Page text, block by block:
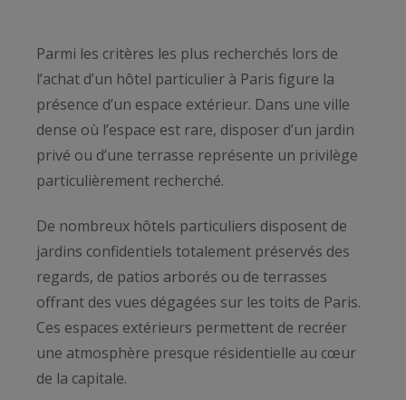
Parmi les critères les plus recherchés lors de
l’achat d’un hôtel particulier à Paris figure la
présence d’un espace extérieur. Dans une ville
dense où l’espace est rare, disposer d’un jardin
privé ou d’une terrasse représente un privilège
particulièrement recherché.
De nombreux hôtels particuliers disposent de
jardins confidentiels totalement préservés des
regards, de patios arborés ou de terrasses
offrant des vues dégagées sur les toits de Paris.
Ces espaces extérieurs permettent de recréer
une atmosphère presque résidentielle au cœur
de la capitale.